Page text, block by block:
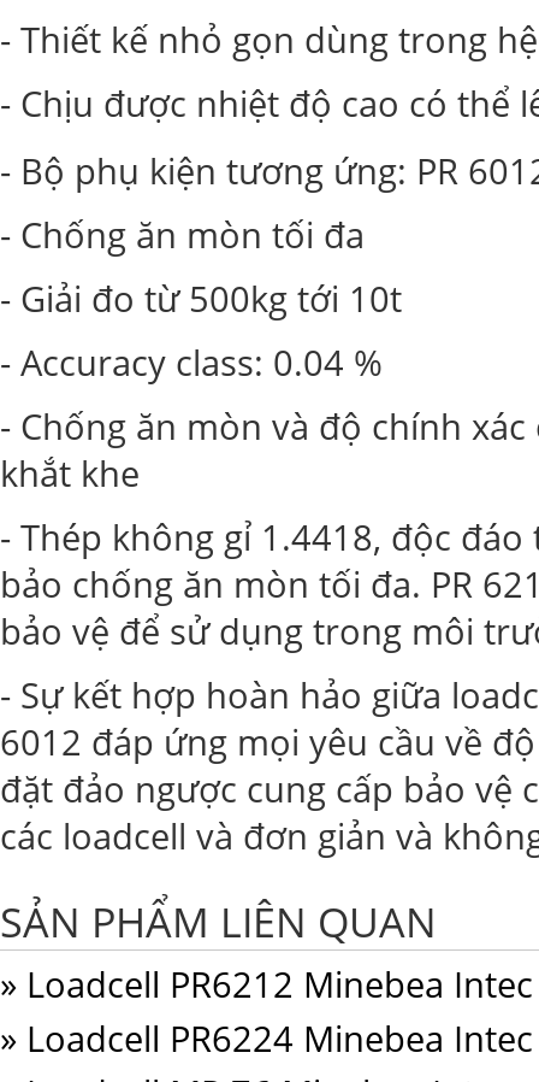
- Thiết kế nhỏ gọn dùng trong
- Chịu được nhiệt độ cao có thể
- Bộ phụ kiện tương ứng: PR
- Chống ăn mòn tối đa
- Giải đo từ 500kg tới 10t
- Accuracy class: 0.04 %
- Chống ăn mòn và độ chính
khắt khe
- Thép không gỉ 1.4418, độc
bảo chống ăn mòn tối đa. PR
bảo vệ để sử dụng trong môi
- Sự kết hợp hoàn hảo giữa
6012 đáp ứng mọi yêu cầu về
đặt đảo ngược cung cấp bảo vệ
các loadcell và đơn giản và
SẢN PHẨM LIÊN QUAN
» Loadcell PR6212 Minebea Intec
» Loadcell PR6224 Minebea Intec